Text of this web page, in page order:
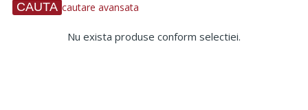
cautare avansata
Nu exista produse conform selectiei.